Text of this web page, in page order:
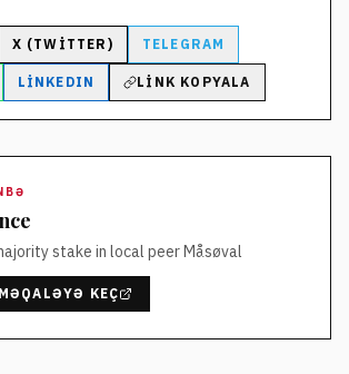
X (TWITTER) TELEGRAM
LINKEDIN LINK KOPYALA
stake in local peer Måsøval
KEÇ